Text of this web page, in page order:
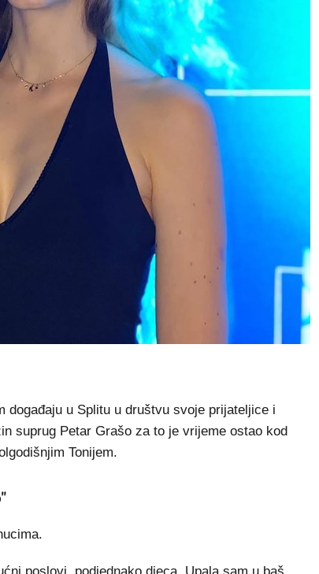
događaju u Splitu u društvu svoje prijateljice i
suprug Petar Grašo za to je vrijeme ostao kod
Tonijem.